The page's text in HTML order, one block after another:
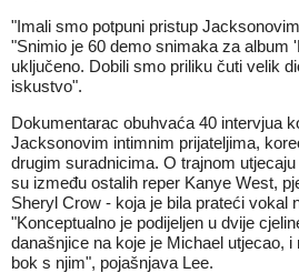
"Imali smo potpuni pristup
"Snimio je 60 demo snimaka za album
uključeno. Dobili smo priliku čuti velik
iskustvo".
Dokumentarac obuhvaća 40 intervjua
Jacksonovim intimnim prijateljima,
drugim suradnicima. O trajnom
su između ostalih reper Kanye West,
Sheryl Crow - koja je bila prateći vokal
"Konceptualno je podijeljen u dvije
današnjice na koje je Michael utjecao, i
bok s njim", pojašnjava Lee.